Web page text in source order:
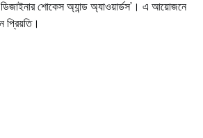
ডিজাইনার শোকেস অ্যান্ড অ্যাওয়ার্ডস’। এ আয়োজনে
প্রিয়তি।